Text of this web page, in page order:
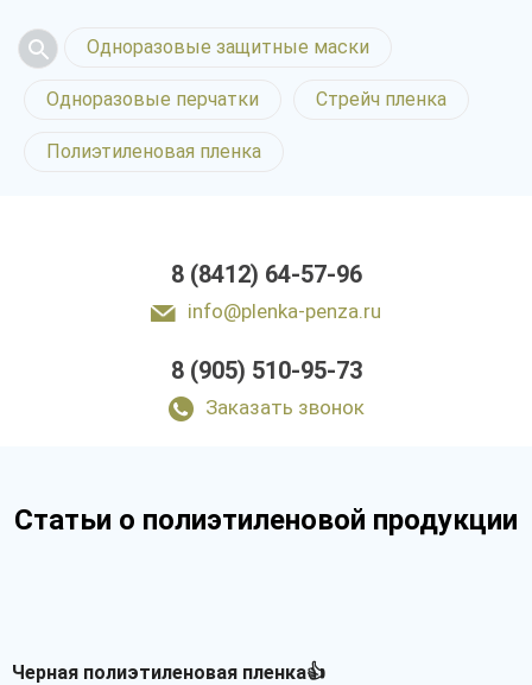
Одноразовые защитные маски
Одноразовые перчатки Стрейч пленка
Полиэтиленовая пленка
8 (8412) 64-57-96
info@plenka-penza.ru
8 (905) 510-95-73
Заказать звонок
Статьи о полиэтиленовой продукции
Черная полиэтиленовая пленка👍